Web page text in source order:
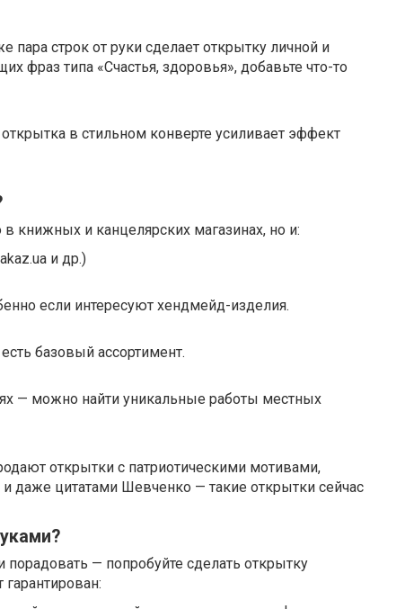
строк от руки сделает открытку личной и
фраз типа «Счастья, здоровья», добавьте что-то
в стильном конверте усиливает эффект
книжных и канцелярских магазинах, но и:
и др.)
если интересуют хендмейд-изделия.
базовый ассортимент.
— можно найти уникальные работы местных
открытки с патриотическими мотивами,
даже цитатами Шевченко — такие открытки сейчас
— попробуйте сделать открытку